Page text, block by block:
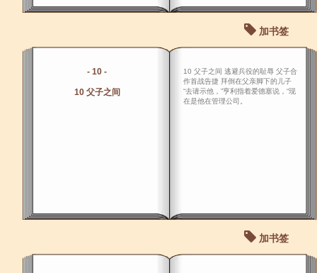
加书签
- 10 -
10 父子之间
10 父子之间 逃避兵役的耻辱 父子合
作首战告捷 拜倒在父亲脚下的儿子
“去请示他，”亨利指着爱德塞说，“现
在是他在管理公司。
加书签